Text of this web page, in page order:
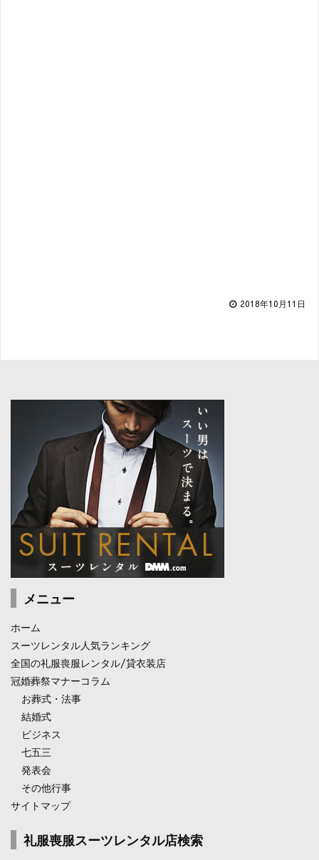
2018年10月11日
メニュー
ホーム
スーツレンタル人気ランキング
全国の礼服喪服レンタル/貸衣装店
冠婚葬祭マナーコラム
お葬式・法事
結婚式
ビジネス
七五三
発表会
その他行事
サイトマップ
礼服喪服スーツレンタル店検索